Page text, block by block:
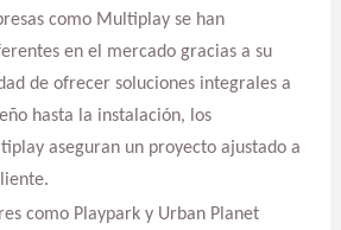
como Multiplay se han
en el mercado gracias a su
de ofrecer soluciones integrales a
hasta la instalación, los
aseguran un proyecto ajustado a
como Playpark y Urban Planet